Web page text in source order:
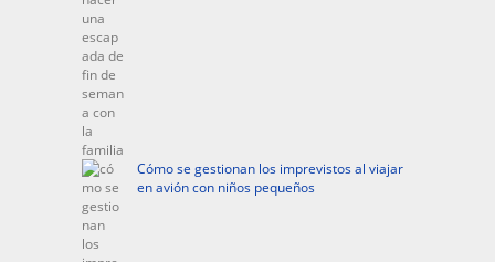
Cómo se gestionan los imprevistos al viajar
en avión con niños pequeños